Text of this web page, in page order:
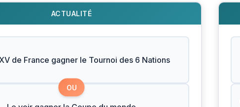
ACTUALITÉ
de France gagner le Tournoi des 6 Nations
OU